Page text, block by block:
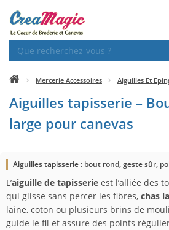
Mercerie Accessoires Aiguilles Et
Aiguilles tapisserie –
large pour canevas
Aiguilles tapisserie : bout rond, geste sûr,
L’aiguille de tapisserie est l’alliée des
qui glisse sans percer les fibres, chas
laine, coton ou plusieurs brins de
guide le fil et assure des points